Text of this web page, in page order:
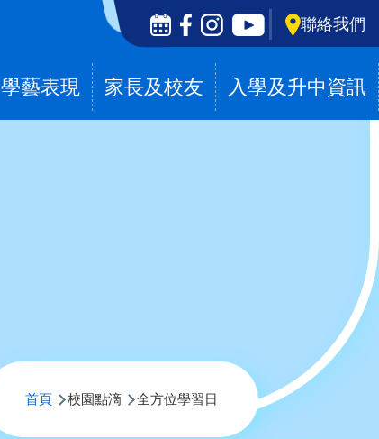
Social
Media
Top
聯絡我們
學藝表現 家長及校友 入學及升中資訊
航
首頁 校園點滴 全方位學習日